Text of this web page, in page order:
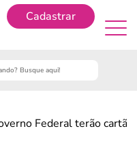
Cadastrar
Federal terão